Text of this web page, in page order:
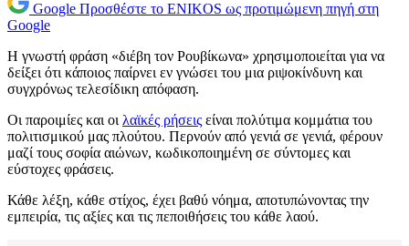
Google Προσθέστε το ENIKOS ως προτιμώμενη πηγή στη
Google
Η γνωστή φράση «διέβη τον Ρουβίκωνα» χρησιμοποιείται για να
δείξει ότι κάποιος παίρνει εν γνώσει του μια ριψοκίνδυνη και
συγχρόνως τελεσίδικη απόφαση.
Οι παροιμίες και οι λαϊκές ρήσεις είναι πολύτιμα κομμάτια του
πολιτισμικού μας πλούτου. Περνούν από γενιά σε γενιά, φέρουν
μαζί τους σοφία αιώνων, κωδικοποιημένη σε σύντομες και
εύστοχες φράσεις.
Κάθε λέξη, κάθε στίχος, έχει βαθύ νόημα, αποτυπώνοντας την
εμπειρία, τις αξίες και τις πεποιθήσεις του κάθε λαού.